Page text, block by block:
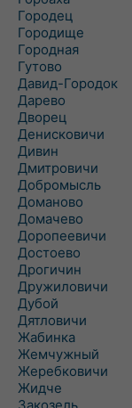
Городец
Городище
Городная
Гутово
Давид-Городок
Дарево
Дворец
Денисковичи
Дивин
Дмитровичи
Добромысль
Доманово
Домачево
Доропеевичи
Достоево
Дрогичин
Дружиловичи
Дубой
Дятловичи
Жабинка
Жемчужный
Жеребковичи
Жидче